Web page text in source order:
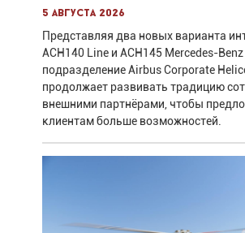
5 августа 2026
Представляя два новых варианта
ACH140 Line и ACH145 Mercedes-
подразделение Airbus Corporate
продолжает развивать традицию
внешними партнёрами, чтобы
клиентам больше возможностей.